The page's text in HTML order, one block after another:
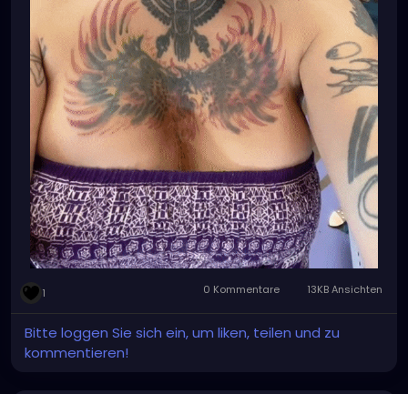
1 0 Kommentare 13KB Ansichten
Bitte loggen Sie sich ein, um liken, teilen und zu
kommentieren!